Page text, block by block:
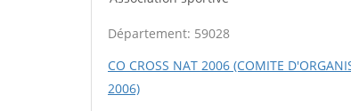
Département: 59028
CO CROSS NAT 2006 (COMITE
2006)